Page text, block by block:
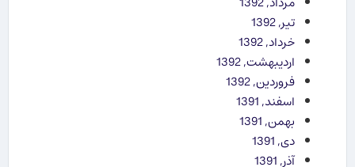
تیر, 1392
خرداد, 1392
اردیبهشت, 1392
فروردین, 1392
اسفند, 1391
بهمن, 1391
دی, 1391
آذر, 1391